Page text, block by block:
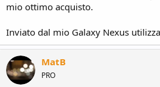
mio ottimo acquisto.
Inviato dal mio Galaxy Nexus
MatB
PRO